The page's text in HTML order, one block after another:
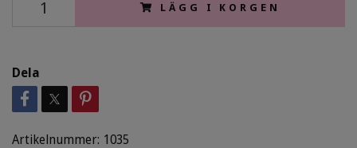
LÄGG I KORGEN
Dela
Artikelnummer: 1035